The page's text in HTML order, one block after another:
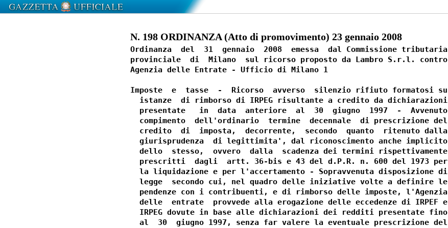
N. 198 ORDINANZA (Atto di promovimento) 23 gennaio 2008
Ordinanza  del  31  gennaio  2008  emessa  dal Commissione tributaria
provinciale  di  Milano  sul ricorso proposto da Lambro S.r.l. contro
Agenzia delle Entrate - Ufficio di Milano 1
Imposte  e  tasse  -  Ricorso  avverso  silenzio rifiuto formatosi su
  istanze  di rimborso di IRPEG risultante a credito da dichiarazioni
  presentate   in  data  anteriore  al  30  giugno  1997  -  Avvenuto
  compimento  dell'ordinario  termine  decennale  di prescrizione del
  credito  di  imposta,  decorrente,  secondo  quanto  ritenuto dalla
  giurisprudenza  di legittimita', dal riconoscimento anche implicito
  dello  stesso,  ovvero  dalla  scadenza dei termini rispettivamente
  prescritti  dagli  artt. 36-bis e 43 del d.P.R. n. 600 del 1973 per
  la liquidazione e per l'accertamento - Sopravvenuta disposizione di
  legge  secondo cui, nel quadro delle iniziative volte a definire le
  pendenze con i contribuenti, e di rimborso delle imposte, l'Agenzia
  delle  entrate  provvede alla erogazione delle eccedenze di IRPEF e
  IRPEG dovute in base alle dichiarazioni dei redditi presentate fino
  al  30  giugno 1997, senza far valere la eventuale prescrizione del